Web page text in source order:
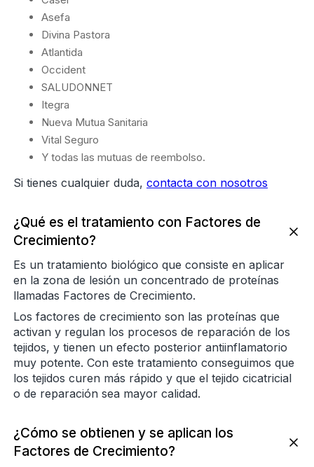
Asefa
Divina Pastora
Atlantida
Occident
SALUDONNET
Itegra
Nueva Mutua Sanitaria
Vital Seguro
Y todas las mutuas de reembolso.
Si tienes cualquier duda, contacta con nosotros
¿Qué es el tratamiento con Factores de
Crecimiento?
Es un tratamiento biológico que consiste en aplicar
en la zona de lesión un concentrado de proteínas
llamadas Factores de Crecimiento.
Los factores de crecimiento son las proteínas que
activan y regulan los procesos de reparación de los
tejidos, y tienen un efecto posterior antiinflamatorio
muy potente. Con este tratamiento conseguimos que
los tejidos curen más rápido y que el tejido cicatricial
o de reparación sea mayor calidad.
¿Cómo se obtienen y se aplican los
Factores de Crecimiento?